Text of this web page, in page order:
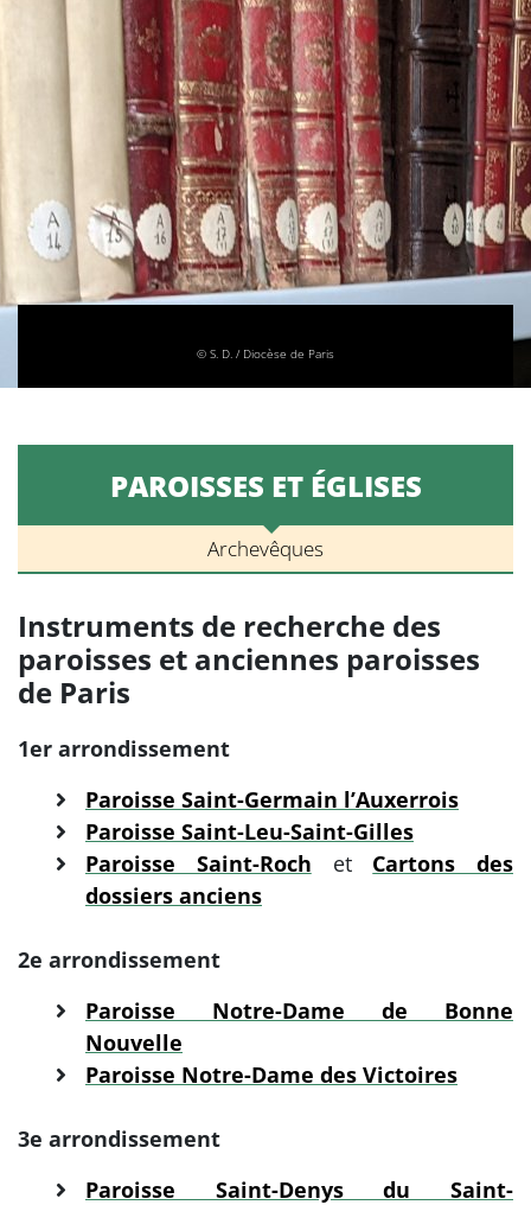
© S. D. / Diocèse de Paris
PAROISSES ET ÉGLISES
Archevêques
Instruments de recherche des
paroisses et anciennes paroisses
de Paris
1er arrondissement
Paroisse Saint-Germain l’Auxerrois
Paroisse Saint-Leu-Saint-Gilles
Paroisse Saint-Roch et Cartons des
dossiers anciens
2e arrondissement
Paroisse Notre-Dame de Bonne
Nouvelle
Paroisse Notre-Dame des Victoires
3e arrondissement
Paroisse Saint-Denys du Saint-